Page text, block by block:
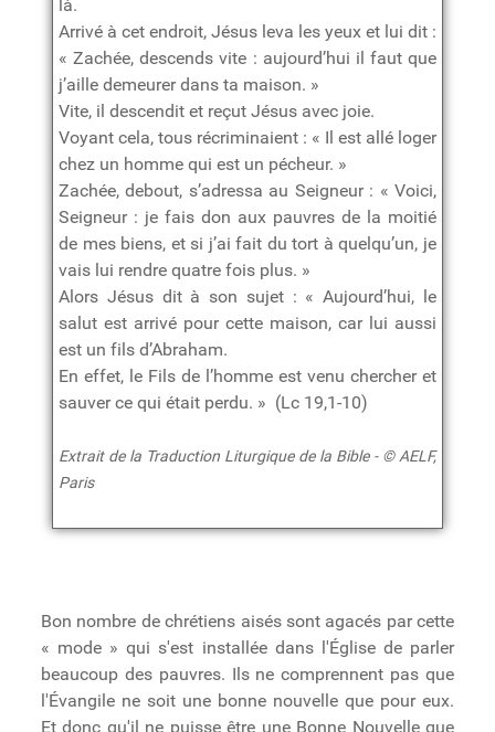
là.
Arrivé à cet endroit, Jésus leva les yeux et lui dit :
« Zachée, descends vite : aujourd’hui il faut que
j’aille demeurer dans ta maison. »
Vite, il descendit et reçut Jésus avec joie.
Voyant cela, tous récriminaient : « Il est allé loger
chez un homme qui est un pécheur. »
Zachée, debout, s’adressa au Seigneur : « Voici,
Seigneur : je fais don aux pauvres de la moitié
de mes biens, et si j’ai fait du tort à quelqu’un, je
vais lui rendre quatre fois plus. »
Alors Jésus dit à son sujet : « Aujourd’hui, le
salut est arrivé pour cette maison, car lui aussi
est un fils d’Abraham.
En effet, le Fils de l’homme est venu chercher et
sauver ce qui était perdu. » (Lc 19,1-10)
Extrait de la Traduction Liturgique de la Bible - © AELF,
Paris
Bon nombre de chrétiens aisés sont agacés par cette
« mode » qui s'est installée dans l'Église de parler
beaucoup des pauvres. Ils ne comprennent pas que
l'Évangile ne soit une bonne nouvelle que pour eux.
Et donc qu'il ne puisse être une Bonne Nouvelle que